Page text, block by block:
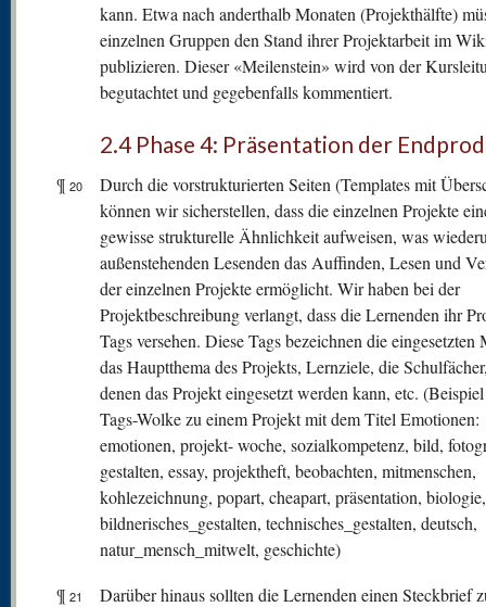
kann. Etwa nach anderthalb Monaten (Projekthälfte)
einzelnen Gruppen den Stand ihrer Projektarbeit im
publizieren. Dieser «Meilenstein» wird von der
begutachtet und gegebenfalls kommentiert.
2.4 Phase 4: Präsentation der
¶ 20
Durch die vorstrukturierten Seiten (Templates mit
können wir sicherstellen, dass die einzelnen Projekte
gewisse strukturelle Ähnlichkeit aufweisen, was
außenstehenden Lesenden das Auffinden, Lesen und
der einzelnen Projekte ermöglicht. Wir haben bei der
Projektbeschreibung verlangt, dass die Lernenden ihr
Tags versehen. Diese Tags bezeichnen die eingesetzten
das Hauptthema des Projekts, Lernziele, die
denen das Projekt eingesetzt werden kann, etc.
Tags-Wolke zu einem Projekt mit dem Titel Emotionen:
emotionen, projekt- woche, sozialkompetenz, bild,
gestalten, essay, projektheft, beobachten, mitmenschen,
kohlezeichnung, popart, cheapart, präsentation, biologie,
bildnerisches_gestalten, technisches_gestalten, deutsch,
natur_mensch_mitwelt, geschichte)
¶ 21
Darüber hinaus sollten die Lernenden einen Steckbrief